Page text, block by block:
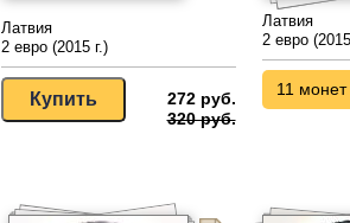
Латвия
2 евро (2015 г.)
272 руб.
320 руб.
Латвия
2 евро
11